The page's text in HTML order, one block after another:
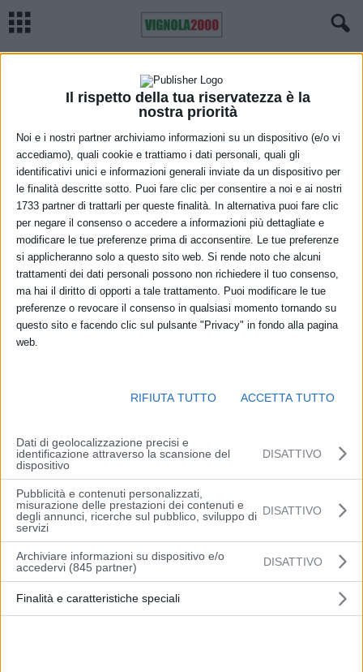
Il rispetto della tua riservatezza è la
nostra priorità
Noi e i nostri partner archiviamo informazioni su un dispositivo (e/o vi
accediamo), quali cookie e trattiamo i dati personali, quali gli
identificativi unici e informazioni generali inviate da un dispositivo per
le finalità descritte sotto. Puoi fare clic per consentire a noi e ai nostri
1733 partner di trattarli per queste finalità. In alternativa puoi fare clic
per negare il consenso o accedere a informazioni più dettagliate e
modificare le tue preferenze prima di acconsentire. Le tue preferenze
si applicheranno solo a questo sito web. Si rende noto che alcuni
trattamenti dei dati personali possono non richiedere il tuo consenso,
ma hai il diritto di opporti a tale trattamento. Puoi modificare le tue
preferenze o revocare il consenso in qualsiasi momento tornando su
questo sito e facendo clic sul pulsante "Privacy" in fondo alla pagina
web.
RIFIUTA TUTTO ACCETTA TUTTO
Dati di geolocalizzazione precisi e
identificazione attraverso la scansione del
dispositivo
DISATTIVO
Pubblicità e contenuti personalizzati,
misurazione delle prestazioni dei contenuti e
degli annunci, ricerche sul pubblico, sviluppo di
servizi
DISATTIVO
Archiviare informazioni su dispositivo e/o
accedervi (845 partner)
DISATTIVO
Finalità e caratteristiche speciali
Home Modena Modena per la pace: la Ghirlandina diventa giallo-blu
Modena per la pace: la Ghirlandina
diventa giallo-blu
23 Febbraio 2023
A distanza di un anno dall’inizio del conflitto russo-ucraino, nella
serata di venerdì 24 febbraio la Ghirlandina si illuminerà di luce
gialloblù, i colori di Modena e dell’Ucraina, in segno di vicinanza e
anno fa, in piazza Torre si svolgerà una fiaccolata per la pace e un
momento di raccoglimento aperto a tutti, promosso dal Comune
insieme alla comunità ucraina, a cui parteciperanno autorità e
cittadinanza.
Articolo precedente Articolo successivo